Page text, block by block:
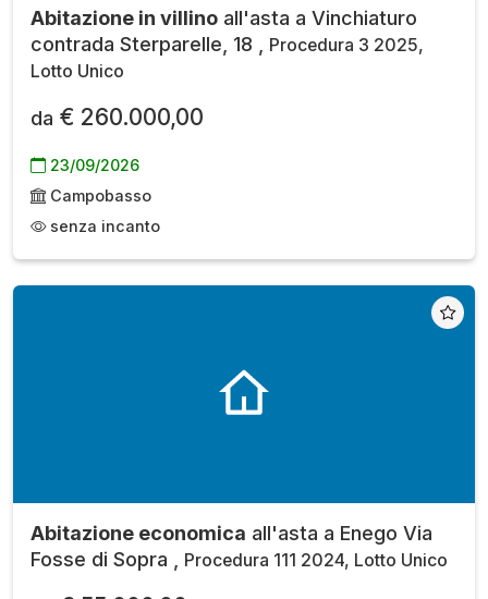
Abitazione in villino all'asta a Vinchiaturo
contrada Sterparelle, 18 ,
Procedura 3 2025,
Lotto Unico
da € 260.000,00
23/09/2026
Campobasso
senza incanto
Abitazione economica all'asta a Enego Via
Fosse di Sopra ,
Procedura 111 2024, Lotto Unico